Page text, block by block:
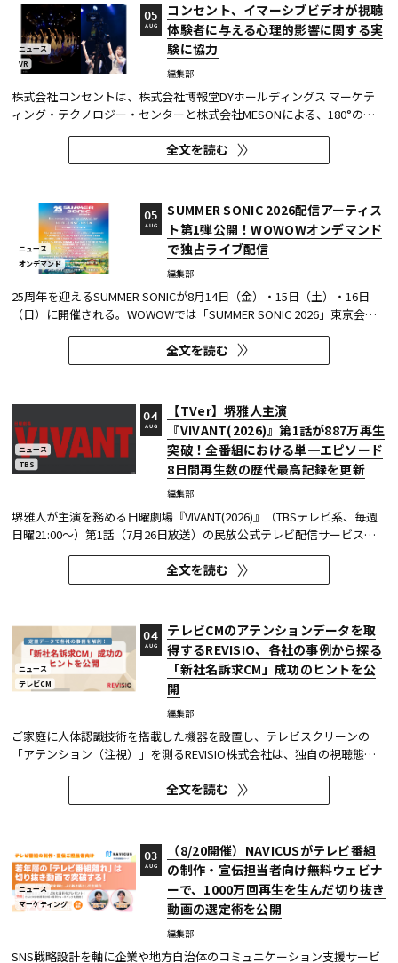
ニュース
VR
コンセント、イマーシブビデオが視聴
体験者に与える心理的影響に関する実
験に協力
編集部
05
AUG
株式会社コンセントは、株式会社博報堂DYホールディングス マーケテ
ィング・テクノロジー・センターと株式会社MESONによる、180°の視
野角のImmersive Video（以下、イマーシブビデオ）を実験刺激に用い
た心理実験に協力し、そのプレプリント論文が2026年6月8日にarXivで
公開された。 本実験は、イマーシブビデオの撮影距離が体験者の「そ...
全文を読む
ニュース
オンデマンド
SUMMER SONIC 2026配信アーティス
ト第1弾公開！WOWOWオンデマンド
で独占ライブ配信
編集部
05
AUG
25周年を迎えるSUMMER SONICが8月14日（金）・15日（土）・16日
（日）に開催される。WOWOWでは「SUMMER SONIC 2026」東京会場
のZOZOマリンスタジアムと幕張メッセから、マリンステージ、マウン
テンステージ、ソニックステージ、パシフィックステージの模様を、3
日間にわたりWOWOWオンデマンドで独占ライブ配信する。 今回、配信
全文を読む
ニュース
TBS
【TVer】堺雅人主演
『VIVANT(2026)』第1話が887万再生
突破！全番組における単一エピソード
8日間再生数の歴代最高記録を更新
編集部
04
AUG
堺雅人が主演を務める日曜劇場『VIVANT(2026)』（TBSテレビ系、毎週
日曜21:00～）第1話（7月26日放送）の民放公式テレビ配信サービス
「TVer（ティーバー）」における8日間再生数が887万（※1）を突破し
1週間の配信を行っているため、番組の再生数は配信開始日と配信終了...
全文を読む
ニュース
テレビCM
テレビCMのアテンションデータを取
得するREVISIO、各社の事例から探る
「新社名訴求CM」成功のヒントを公
開
編集部
04
AUG
ご家庭に人体認識技術を搭載した機器を設置し、テレビスクリーンの
「アテンション（注視）」を測るREVISIO株式会社は、独自の視聴態勢
データを基に「社名変更」にまつわるCMを分析した結果を公開した。
分析結果の詳細は、お役立ち資料『定量データで分析! 「新社名」認知
を狙う！～ 社名変更CMを出稿タイミング×クリエイティブ5分類で徹...
全文を読む
ニュース
マーケティング
（8/20開催）NAVICUSがテレビ番組
の制作・宣伝担当者向け無料ウェビナ
ーで、1000万回再生を生んだ切り抜き
動画の選定術を公開
編集部
03
AUG
SNS戦略設計を軸に企業や地方自治体のコミュニケーション支援サービ